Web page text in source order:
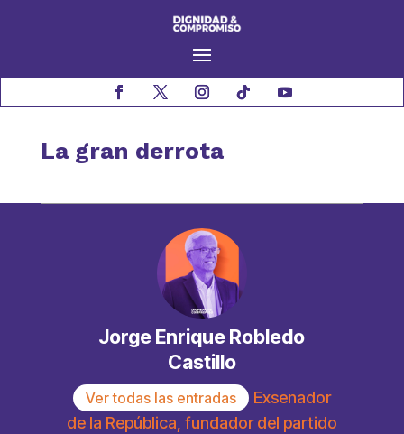
La gran derrota
Jorge Enrique Robledo
Castillo
Ver todas las entradas
Exsenador
de la República, fundador del partido